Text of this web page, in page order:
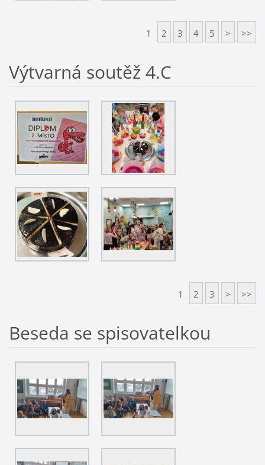
1 2 3 4 5 > >>
Výtvarná soutěž 4.C
1 2 3 > >>
Beseda se spisovatelkou